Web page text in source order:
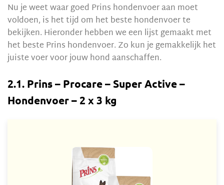
Nu je weet waar goed Prins hondenvoer aan moet
voldoen, is het tijd om het beste hondenvoer te
bekijken. Hieronder hebben we een lijst gemaakt met
het beste Prins hondenvoer. Zo kun je gemakkelijk het
juiste voer voor jouw hond aanschaffen.
2.1. Prins – Procare – Super Active –
Hondenvoer – 2 x 3 kg